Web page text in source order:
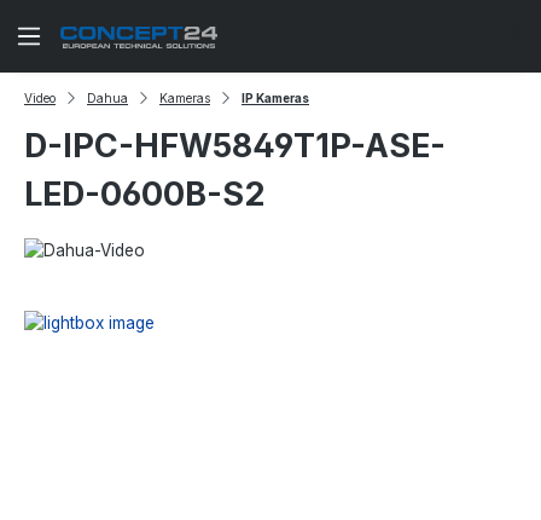
Zum Hauptinhalt springen
Video Dahua Kameras IP Kameras
D-IPC-HFW5849T1P-ASE-
LED-0600B-S2